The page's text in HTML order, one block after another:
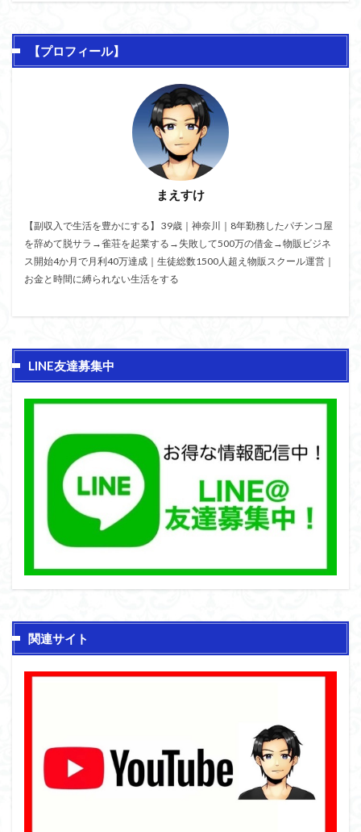
【プロフィール】
まえすけ
【副収入で生活を豊かにする】 39歳｜神奈川｜8年勤務したパチンコ屋
を辞めて脱サラ→雀荘を起業する→失敗して500万の借金→物販ビジネ
ス開始4か月で月利40万達成｜生徒総数1500人超え物販スクール運営｜
お金と時間に縛られない生活をする
LINE友達募集中
関連サイト